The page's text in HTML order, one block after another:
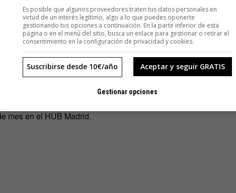
de 3.99€.
mes en el HUB Madrid.
Es posible que algunos proveedores traten tus datos personales en
virtud de un interés legítimo, algo a lo que puedes oponerte
gestionando tus opciones a continuación. En la parte inferior de esta
página o en el menú del sitio, busca un enlace para gestionar o retirar el
consentimiento en la configuración de privacidad y cookies.
Aceptar y seguir GRATIS
Suscribirse desde 10€/año
Gestionar opciones